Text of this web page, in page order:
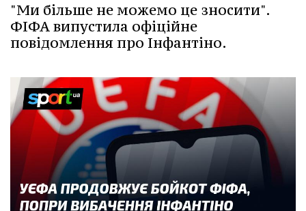
"Ми більше не можемо це зносити".
ФІФА випустила офіційне
повідомлення про Інфантіно.